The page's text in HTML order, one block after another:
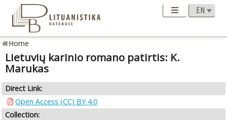
Home
Lietuvių karinio romano patirtis: K.
Marukas
Direct Link:
Open Access (CC) BY 4.0
Collection: